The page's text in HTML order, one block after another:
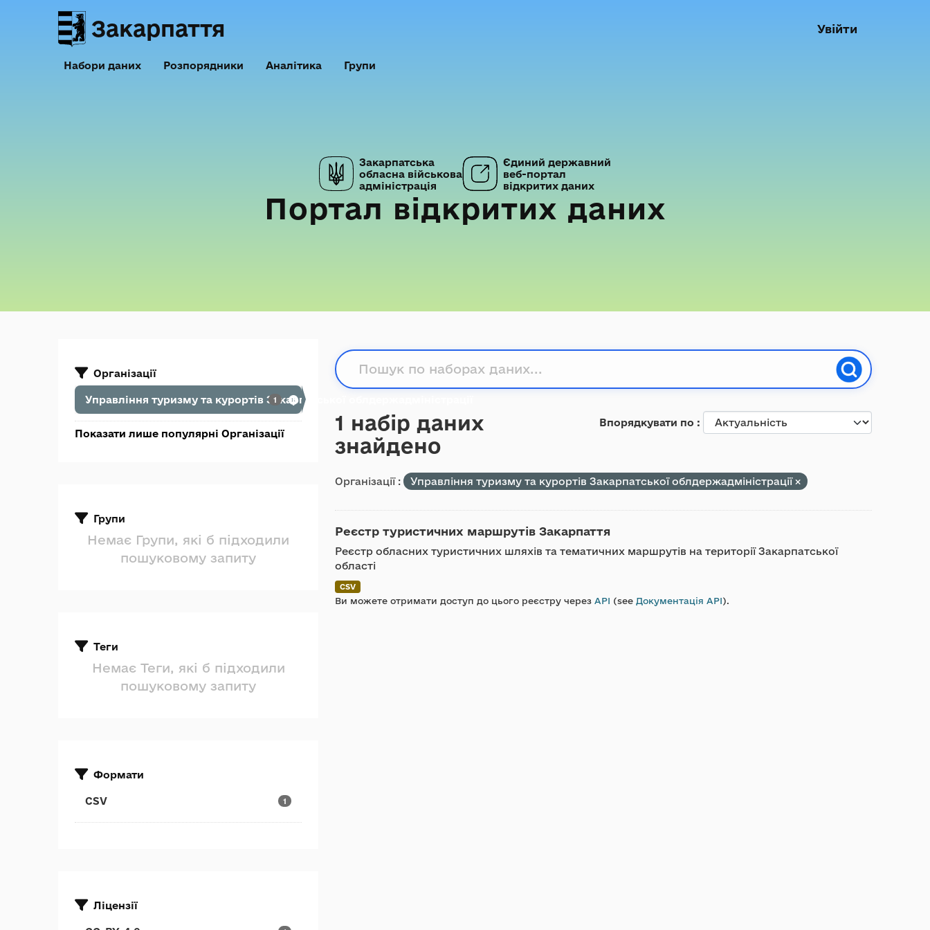
Закарпаття Увійти
Набори даних Розпорядники Аналітика Групи
Закарпатська
обласна військова
адміністрація
Єдиний державний
веб-портал
відкритих даних
Портал відкритих даних
Організації
Управління туризму та курортів Закарпатської облдержадміністрації
1
Показати лише популярні Організації
Групи
Немає Групи, які б підходили
пошуковому запиту
Теги
Немає Теги, які б підходили
пошуковому запиту
Формати
CSV 1
Ліцензії
Впорядкувати по
1 набір даних
знайдено
Організації : Управління туризму та курортів Закарпатської облдержадміністрації
Реєстр туристичних маршрутів Закарпаття
Реєстр обласних туристичних шляхів та тематичних маршрутів на території Закарпатської
області
CSV
Ви можете отримати доступ до цього реєстру через API (see Документація API).